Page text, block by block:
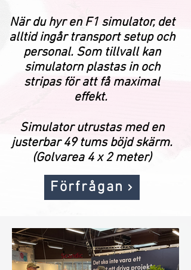
När du hyr en F1 simulator, det
alltid ingår transport setup och
personal. Som tillvall kan
simulatorn plastas in och
stripas för att få maximal
effekt.
Simulator utrustas med en
justerbar49 tums böjd skärm.
(Golvarea 4 x 2 meter)
Förfrågan